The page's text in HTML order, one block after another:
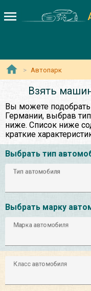
Автопарк
Взять
Вы можете
Германии, выбрав
ниже. Список ниже
краткие
Выбрать тип
Тип автомобиля
Выбрать марку
Марка автомобиля
Класс автомобиля